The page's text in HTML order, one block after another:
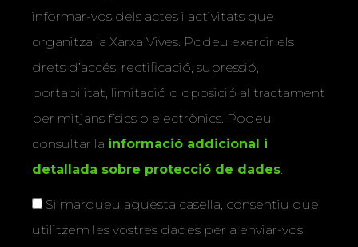
informar-vos dels actes i activitats que
organitza la Xarxa Vives. Podeu exercir els
drets d’accés, rectificació, supressió,
portabilitat, limitació o oposició al tractament
per mitjans físics o electrònics. Podeu
consultar la informació addicional i
detallada sobre protecció de dades.
Si marqueu aquesta casella, consentiu que
utilitzem les vostres dades per a enviar-vos